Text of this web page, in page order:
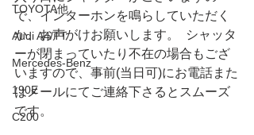
TOYOTA他
Audi A4/TT
Mercedes-Benz
190E
C200
で、インターホンを鳴らしていただく
か、お声がけお願いします。  シャッタ
ーが閉まっていたり不在の場合もござ
いますので、事前(当日可)にお電話また
はメールにてご連絡下さるとスムーズ
です。